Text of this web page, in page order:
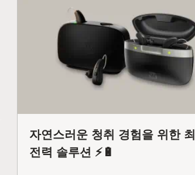
자연스러운 청취 경험을 위한
전력 솔루션 ⚡🔋